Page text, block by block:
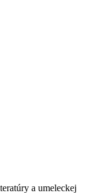
a umeleckej